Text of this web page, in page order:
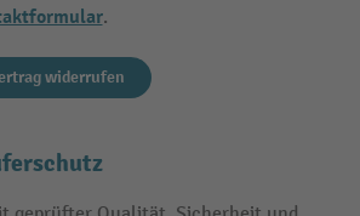
.
widerrufen